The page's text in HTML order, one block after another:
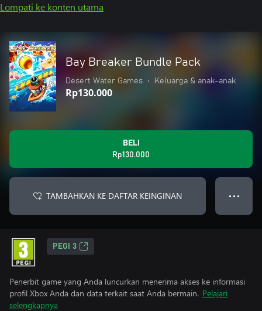
Lompati ke konten utama
Bay Breaker Bundle Pack
Desert Water Games • Keluarga & anak-anak
Rp130.000
BELI
Rp130.000
TAMBAHKAN KE DAFTAR KEINGINAN ● ● ●
PEGI 3
Penerbit game yang Anda luncurkan menerima akses ke informasi
profil Xbox Anda dan data terkait saat Anda bermain. Pelajari
selengkapnya